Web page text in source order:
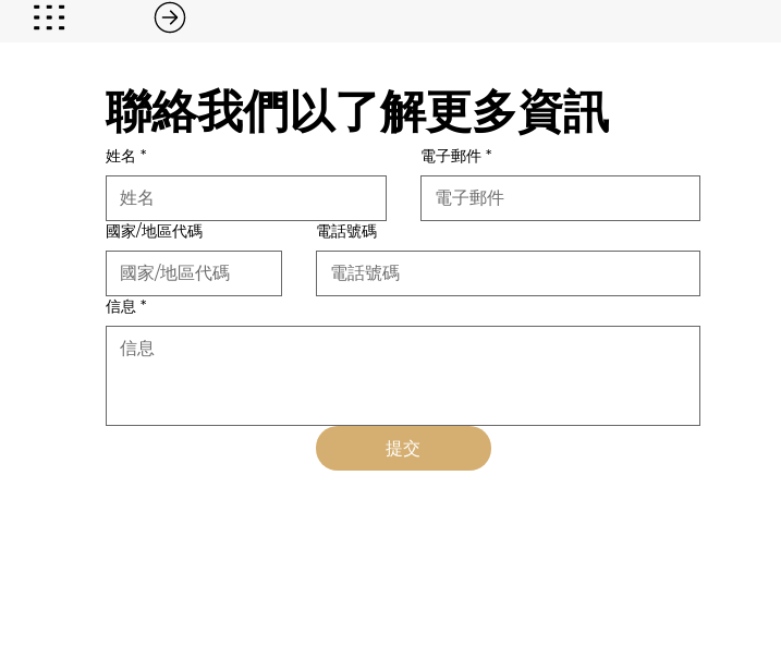
聯絡我們以了解更多資訊
姓名 * 電子郵件 *
國家/地區代碼 電話號碼
信息 *
提交